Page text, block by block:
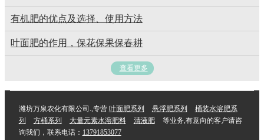
有机肥的优点及选择、使用方法
叶面肥的作用，保花保果保春耕
查看更多
潍坊万泉农化有限公司.,专营 叶面肥系列 悬浮肥系列
桶装水溶肥系
列
方桶系列 大量元素水溶肥料 清液肥
等业务,有意向的客户请咨
询我们，联系电话： 13791853077